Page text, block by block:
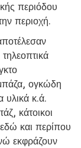
περιόδου
περιοχή.
ογκώδη
υλικά κ.ά.
κάτοικοι
και περίπου
εκφράζουν